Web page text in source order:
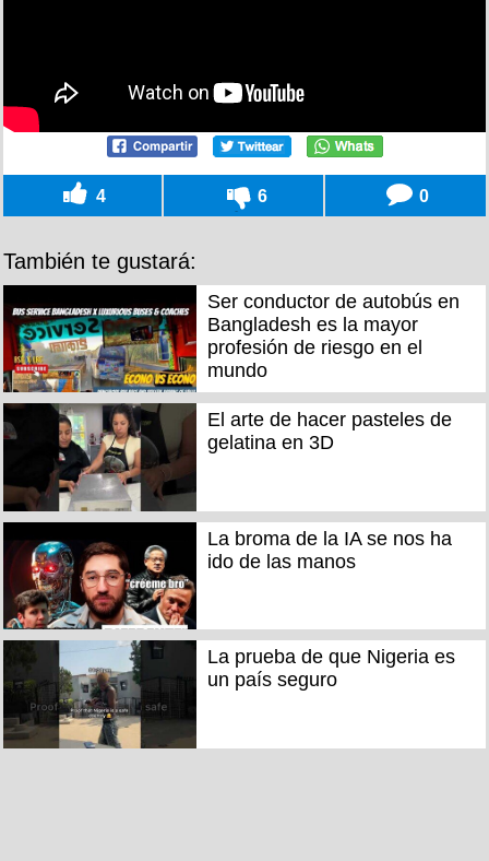
4 6 0
También te gustará:
Ser conductor de autobús en
Bangladesh es la mayor
profesión de riesgo en el
mundo
El arte de hacer pasteles de
gelatina en 3D
La broma de la IA se nos ha
ido de las manos
La prueba de que Nigeria es
un país seguro